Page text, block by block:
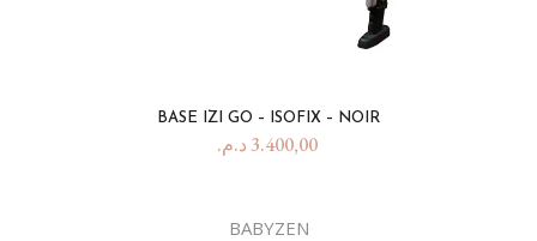
BASE IZI GO – ISOFIX – NOIR
3.400,00 د.م.
BABYZEN